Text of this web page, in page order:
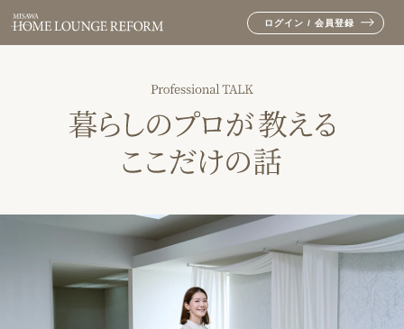
ログイン / 会員登録